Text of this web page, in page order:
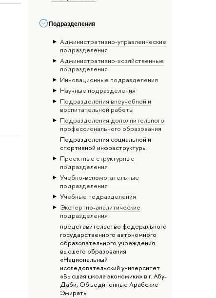
Подразделения
Административно-управленческие
подразделения
Административно-хозяйственные
подразделения
Инновационные подразделения
Научные подразделения
Подразделения внеучебной и
воспитательной работы
Подразделения дополнительного
профессионального образования
Подразделения социальной и
спортивной инфраструктуры
Проектные структурные
подразделения
Учебно-вспомогательные
подразделения
Учебные подразделения
Экспертно-аналитические
подразделения
представительство федерального
государственного автономного
образовательного учреждения
высшего образования
«Национальный
исследовательский университет
«Высшая школа экономики» в г. Абу-
Даби, Объединенные Арабские
Эмираты